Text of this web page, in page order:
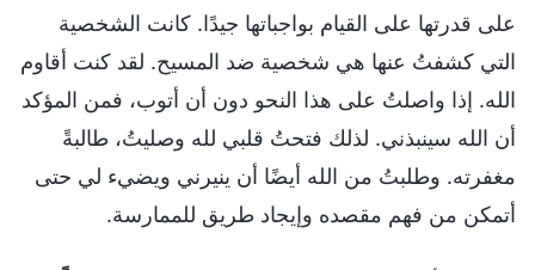
على قدرتها على القيام بواجباتها جيدًا. كانت الشخصية
التي كشفتُ عنها هي شخصية ضد المسيح. لقد كنت أقاوم
الله. إذا واصلتُ على هذا النحو دون أن أتوب، فمن المؤكد
أن الله سينبذني. لذلك فتحتُ قلبي لله وصليتُ، طالبةً
مغفرته. وطلبتُ من الله أيضًا أن ينيرني ويضيء لي حتى
أتمكن من فهم مقصده وإيجاد طريق للممارسة.